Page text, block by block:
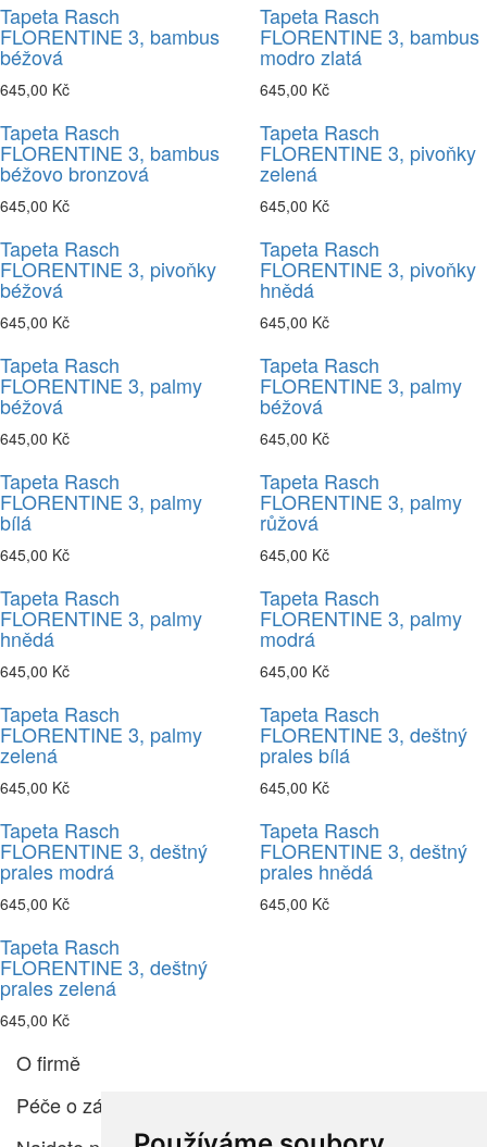
Tapeta Rasch
FLORENTINE 3, bambus
béžová
645,00 Kč
Tapeta Rasch
FLORENTINE 3, bambus
modro zlatá
645,00 Kč
Tapeta Rasch
FLORENTINE 3, bambus
béžovo bronzová
645,00 Kč
Tapeta Rasch
FLORENTINE 3, pivoňky
zelená
645,00 Kč
Tapeta Rasch
FLORENTINE 3, pivoňky
béžová
645,00 Kč
Tapeta Rasch
FLORENTINE 3, pivoňky
hnědá
645,00 Kč
Tapeta Rasch
FLORENTINE 3, palmy
béžová
645,00 Kč
Tapeta Rasch
FLORENTINE 3, palmy
béžová
645,00 Kč
Tapeta Rasch
FLORENTINE 3, palmy
bílá
645,00 Kč
Tapeta Rasch
FLORENTINE 3, palmy
růžová
645,00 Kč
Tapeta Rasch
FLORENTINE 3, palmy
hnědá
645,00 Kč
Tapeta Rasch
FLORENTINE 3, palmy
modrá
645,00 Kč
Tapeta Rasch
FLORENTINE 3, palmy
zelená
645,00 Kč
Tapeta Rasch
FLORENTINE 3, deštný
prales bílá
645,00 Kč
Tapeta Rasch
FLORENTINE 3, deštný
prales modrá
645,00 Kč
Tapeta Rasch
FLORENTINE 3, deštný
prales hnědá
645,00 Kč
Tapeta Rasch
FLORENTINE 3, deštný
prales zelená
645,00 Kč
O firmě
Péče o zákazníka